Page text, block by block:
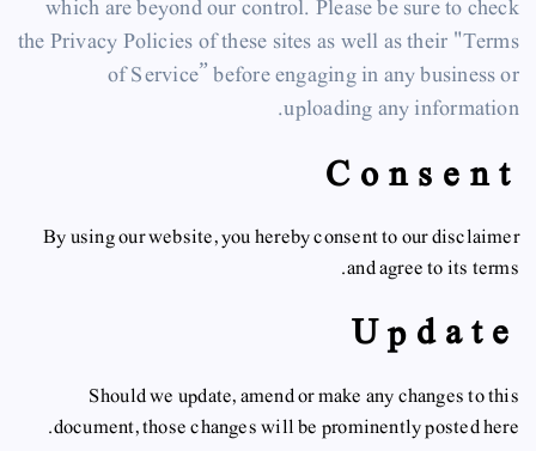
which are beyond our control. Please be sure to check
the Privacy Policies of these sites as well as their "Terms
of Service” before engaging in any business or
uploading any information.
Consent
By using our website, you hereby consent to our disclaimer
and agree to its terms.
Update
Should we update, amend or make any changes to this
document, those changes will be prominently posted here.